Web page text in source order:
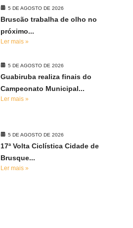
5 DE AGOSTO DE 2026
Bruscão trabalha de olho no
próximo...
Ler mais »
5 DE AGOSTO DE 2026
Guabiruba realiza finais do
Campeonato Municipal...
Ler mais »
5 DE AGOSTO DE 2026
17ª Volta Ciclística Cidade de
Brusque...
Ler mais »